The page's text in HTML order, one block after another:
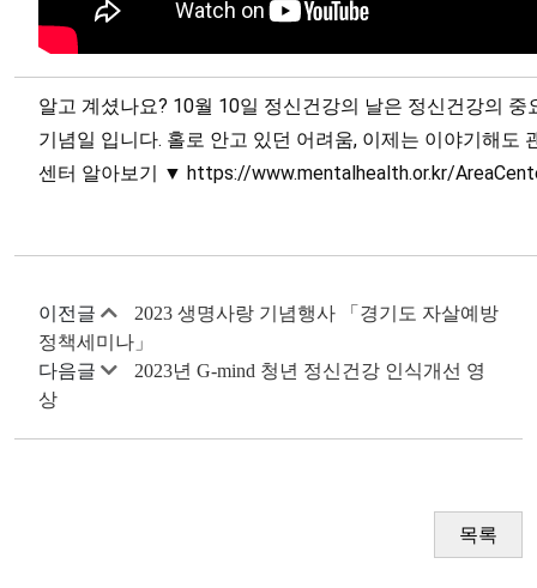
알고 계셨나요? 10월 10일 정신건강의 날은 정신건강의
기념일 입니다. 홀로 안고 있던 어려움, 이제는 이야기해
센터 알아보기 ▼ https://www.mentalhealth.or.kr/
이전글
2023 생명사랑 기념행사 「경기도 자살예방
정책세미나」
다음글
2023년 G-mind 청년 정신건강 인식개선 영
상
목록